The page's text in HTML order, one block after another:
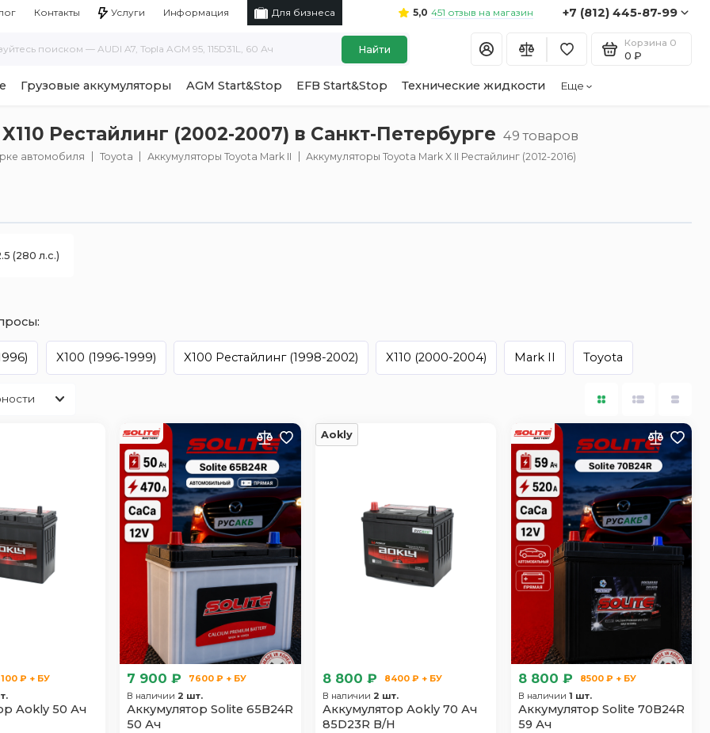
Контакты Услуги Информация Для бизнеса 5,0 451 отзыв на магазин +7 (812) 445-87-99
Найти
Корзина 0
0 ₽
Грузовые аккумуляторы AGM Start&Stop EFB Start&Stop Технические жидкости Еще
Рестайлинг (2002-2007) в Санкт-Петербурге 49 товаров
автомобиля Toyota Аккумуляторы Toyota Mark II Аккумуляторы Toyota Mark X II Рестайлинг (2012-2016)
(280 л.с.)
X100 (1996-1999) X100 Рестайлинг (1998-2002) X110 (2000-2004) Mark II Toyota
₽ + БУ
Aokly 50 Ач
7 900 ₽
7600 ₽ + БУ
В наличии 2 шт.
Аккумулятор Solite 65B24R
50 Ач
Aokly
8 800 ₽
8400 ₽ + БУ
В наличии 2 шт.
Аккумулятор Aokly 70 Ач
85D23R B/H
8 800 ₽
8500 ₽ + БУ
В наличии 1 шт.
Аккумулятор Solite 70B24R
59 Ач